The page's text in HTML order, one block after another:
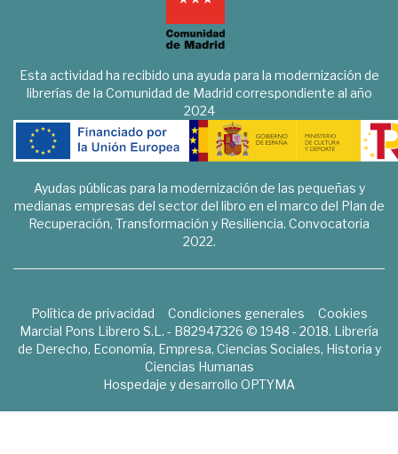
Esta actividad ha recibido una ayuda para la modernización de
librerías de la Comunidad de Madrid correspondiente al año
2024
Ayudas públicas para la modernización de las pequeñas y
medianas empresas del sector del libro en el marco del Plan de
Recuperación, Transformación y Resiliencia. Convocatoria
2022.
Política de privacidad Condiciones generales
Cookies
Marcial Pons Librero S.L. - B82947326 © 1948 - 2018. Librería
de Derecho, Economía, Empresa, Ciencias Sociales, Historia y
Ciencias Humanas
Hospedaje y desarrollo OPTYMA